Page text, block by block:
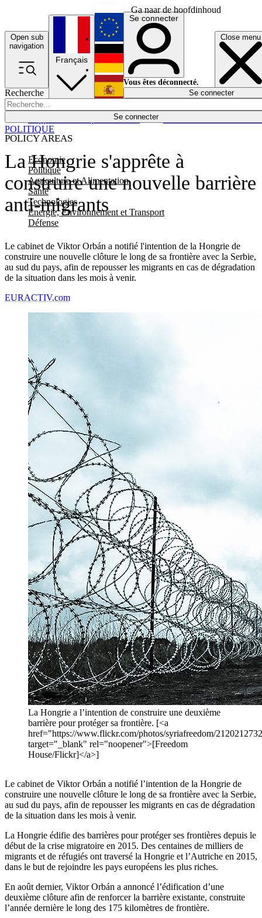
Ga naar de hoofdinhoud
Open sub
navigation
Close menu
Recherche
Se connecter
POLICY AREAS
Economie
Politique
Agriculture et Alimentation
Santé
Technologies
Energie, Environnement et Transport
Défense
Économie
Français
English
Deutsch
Español
Se connecter
Vous êtes déconnecté.
Se connecter
La Hongrie s'apprête à
construire une nouvelle barrière
anti-migrants
Le cabinet de Viktor Orbán a notifié l'intention de la Hongrie de
construire une nouvelle clôture le long de sa frontière avec la Serbie,
au sud du pays, afin de repousser les migrants en cas de dégradation
de la situation dans les mois à venir.
POLITIQUE
EURACTIV.com
La Hongrie a l’intention de construire une deuxième
barrière pour protéger sa frontière. [<a
href="https://www.flickr.com/photos/syriafreedom/
target="_blank" rel="noopener">[Freedom
House/Flickr]</a>]
Le cabinet de Viktor Orbán a notifié l’intention de la Hongrie de
construire une nouvelle clôture le long de sa frontière avec la Serbie,
au sud du pays, afin de repousser les migrants en cas de dégradation
de la situation dans les mois à venir.
La Hongrie édifie des barrières pour protéger ses frontières depuis le
début de la crise migratoire en 2015. Des centaines de milliers de
migrants et de réfugiés ont traversé la Hongrie et l’Autriche en 2015,
dans le but de rejoindre les pays européens les plus riches.
En août dernier, Viktor Orbán a annoncé l’édification d’une
deuxième clôture afin de renforcer la barrière existante, construite
l’année dernière le long des 175 kilomètres de frontière.